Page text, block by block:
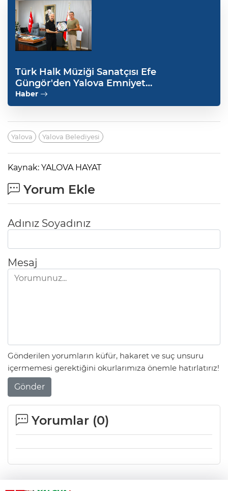
Türk Halk Müziği Sanatçısı Efe
Güngör'den Yalova Emniyet
Müdürlüğü'ne anlamlı ziyaret
Haber
Yalova Yalova Belediyesi
Kaynak: YALOVA HAYAT
Yorum Ekle
Adınız Soyadınız
Mesaj
Gönderilen yorumların küfür, hakaret ve suç unsuru
içermemesi gerektiğini okurlarımıza önemle hatırlatırız!
Gönder
Yorumlar (0)